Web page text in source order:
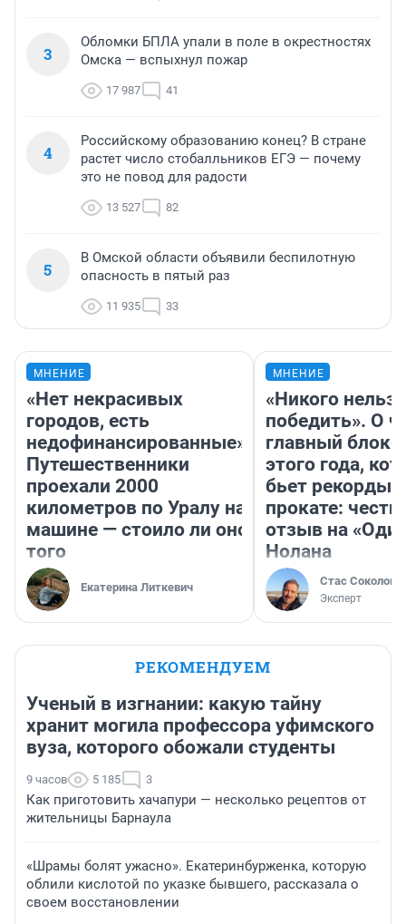
3
Обломки БПЛА упали в поле в окрестностях
Омска — вспыхнул пожар
17 987 41
4
Российскому образованию конец? В стране
растет число стобалльников ЕГЭ — почему
это не повод для радости
13 527 82
5
В Омской области объявили беспилотную
опасность в пятый раз
11 935 33
МНЕНИЕ
«Нет некрасивых
городов, есть
недофинансированные».
Путешественники
проехали 2000
километров по Уралу на
машине — стоило ли оно
того
Екатерина Литкевич
МНЕНИЕ
«Никого нельзя
победить». О
главный
этого года,
бьет рекорды в
прокате:
отзыв на
Нолана
Стас Соколов
Эксперт
РЕКОМЕНДУЕМ
Ученый в изгнании: какую тайну
хранит могила профессора уфимского
вуза, которого обожали студенты
9 часов 5 185 3
Как приготовить хачапури — несколько рецептов от
жительницы Барнаула
«Шрамы болят ужасно». Екатеринбурженка, которую
облили кислотой по указке бывшего, рассказала о
своем восстановлении